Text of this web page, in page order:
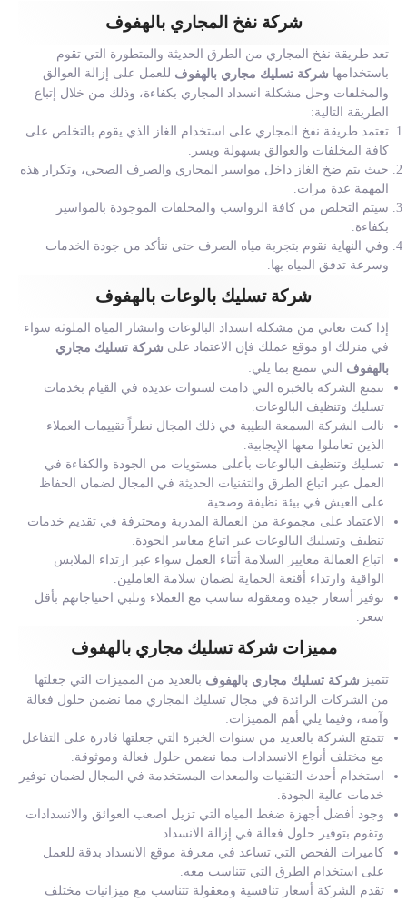
شركة نفخ المجاري بالهفوف
تعد طريقة نفخ المجاري من الطرق الحديثة والمتطورة التي تقوم
باستخدامها شركة تسليك مجاري بالهفوف للعمل على إزالة العوالق
والمخلفات وحل مشكلة انسداد المجاري بكفاءة، وذلك من خلال إتباع
الطريقة التالية:
تعتمد طريقة نفخ المجاري على استخدام الغاز الذي يقوم بالتخلص على
كافة المخلفات والعوالق بسهولة ويسر.
حيث يتم ضخ الغاز داخل مواسير المجاري والصرف الصحي، وتكرار هذه
المهمة عدة مرات.
سيتم التخلص من كافة الرواسب والمخلفات الموجودة بالمواسير
بكفاءة.
وفي النهاية نقوم بتجربة مياه الصرف حتى نتأكد من جودة الخدمات
وسرعة تدفق المياه بها.
شركة تسليك بالوعات بالهفوف
إذا كنت تعاني من مشكلة انسداد البالوعات وانتشار المياه الملوثة سواء
في منزلك او موقع عملك فإن الاعتماد على شركة تسليك مجاري
بالهفوف التي تتمتع بما يلي:
تتمتع الشركة بالخبرة التي دامت لسنوات عديدة في القيام بخدمات
تسليك وتنظيف البالوعات.
نالت الشركة السمعة الطيبة في ذلك المجال نظراً تقييمات العملاء
الذين تعاملوا معها الإيجابية.
تسليك وتنظيف البالوعات بأعلى مستويات من الجودة والكفاءة في
العمل عبر اتباع الطرق والتقنيات الحديثة في المجال لضمان الحفاظ
على العيش في بيئة نظيفة وصحية.
الاعتماد على مجموعة من العمالة المدربة ومحترفة في تقديم خدمات
تنظيف وتسليك البالوعات عبر اتباع معايير الجودة.
اتباع العمالة معايير السلامة أثناء العمل سواء عبر ارتداء الملابس
الواقية وارتداء أقنعة الحماية لضمان سلامة العاملين.
توفير أسعار جيدة ومعقولة تتناسب مع العملاء وتلبي احتياجاتهم بأقل
سعر.
مميزات شركة تسليك مجاري بالهفوف
تتميز شركة تسليك مجاري بالهفوف بالعديد من المميزات التي جعلتها
من الشركات الرائدة في مجال تسليك المجاري مما نضمن حلول فعالة
وآمنة، وفيما يلي أهم المميزات:
تتمتع الشركة بالعديد من سنوات الخبرة التي جعلتها قادرة على التفاعل
مع مختلف أنواع الانسدادات مما نضمن حلول فعالة وموثوقة.
استخدام أحدث التقنيات والمعدات المستخدمة في المجال لضمان توفير
خدمات عالية الجودة.
وجود أفضل أجهزة ضغط المياه التي تزيل اصعب العوائق والانسدادات
وتقوم بتوفير حلول فعالة في إزالة الانسداد.
كاميرات الفحص التي تساعد في معرفة موقع الانسداد بدقة للعمل
على استخدام الطرق التي تتناسب معه.
تقدم الشركة أسعار تنافسية ومعقولة تتناسب مع ميزانيات مختلف